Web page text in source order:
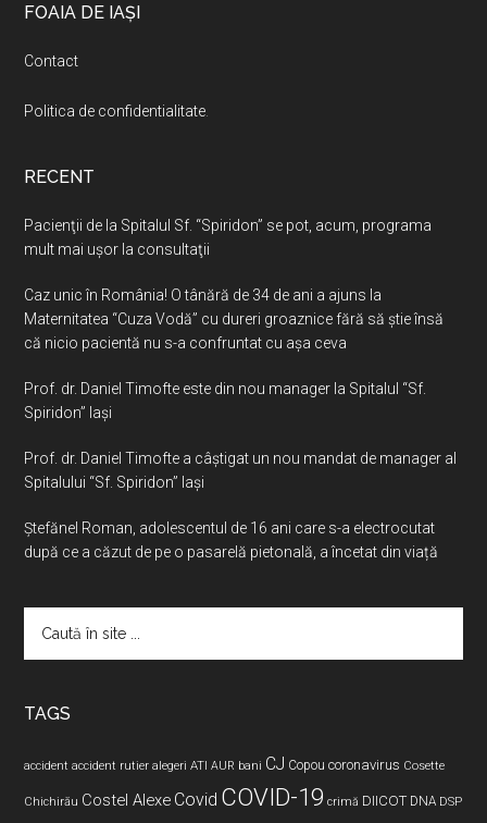
Footer
FOAIA DE IAȘI
Contact
Politica de confidentialitate
RECENT
Pacienţii de la Spitalul Sf. “Spiridon” se pot, acum, programa
mult mai uşor la consultaţii
Caz unic în România! O tânără de 34 de ani a ajuns la
Maternitatea “Cuza Vodă” cu dureri groaznice fără să ştie însă
că nicio pacientă nu s-a confruntat cu așa ceva
Prof. dr. Daniel Timofte este din nou manager la Spitalul “Sf.
Spiridon” Iaşi
Prof. dr. Daniel Timofte a câștigat un nou mandat de manager al
Spitalului “Sf. Spiridon” Iași
Ştefănel Roman, adolescentul de 16 ani care s-a electrocutat
după ce a căzut de pe o pasarelă pietonală, a încetat din viață
TAGS
accident accident rutier alegeri ATI AUR bani CJ Copou coronavirus Cosette
Chichirău Costel Alexe Covid COVID-19 crimă DIICOT DNA DSP